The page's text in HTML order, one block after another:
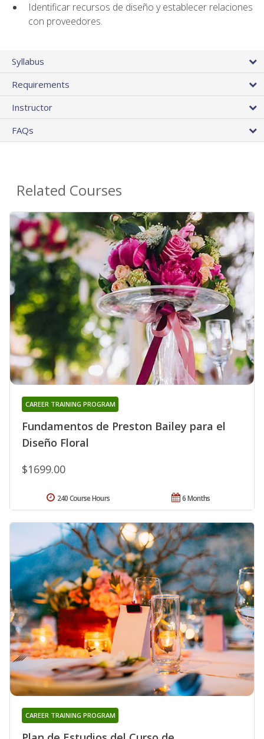
Identificar recursos de diseño y establecer relaciones
con proveedores.
Syllabus
Requirements
Instructor
FAQs
Related Courses
Fundamentos de Preston Bailey para el
Diseño Floral
CAREER TRAINING PROGRAM
$1699.00
6 Months
240 Course Hours
CAREER TRAINING PROGRAM